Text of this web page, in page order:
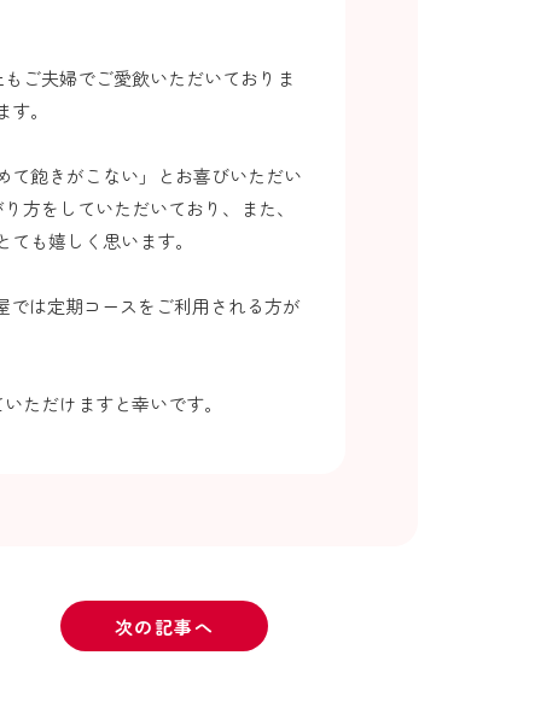
ご夫婦でご愛飲いただいておりま
。
て飽きがこない」とお喜びいただい
方をしていただいており、また、
も嬉しく思います。
では定期コースをご利用される方が
ただけますと幸いです。
次の記事へ